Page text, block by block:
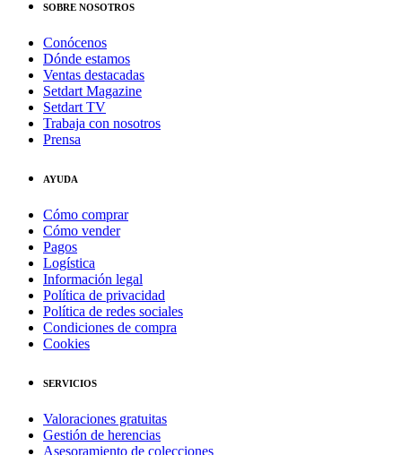
SOBRE NOSOTROS
Conócenos
Dónde estamos
Ventas destacadas
Setdart Magazine
Setdart TV
Trabaja con nosotros
Prensa
AYUDA
Cómo comprar
Cómo vender
Pagos
Logística
Información legal
Política de privacidad
Política de redes sociales
Condiciones de compra
Cookies
SERVICIOS
Valoraciones gratuitas
Gestión de herencias
Asesoramiento de colecciones